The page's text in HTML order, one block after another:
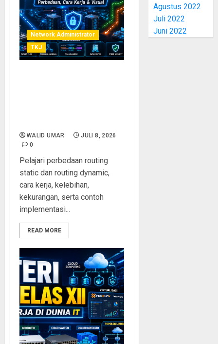
Network Administrator
TKJ
WALID UMAR
JULI 8, 2026
0
Pelajari perbedaan routing
static dan routing dynamic,
cara kerja, kelebihan,
kekurangan, serta contoh
implementasi...
READ MORE
Agustus 2022
Juli 2022
Juni 2022